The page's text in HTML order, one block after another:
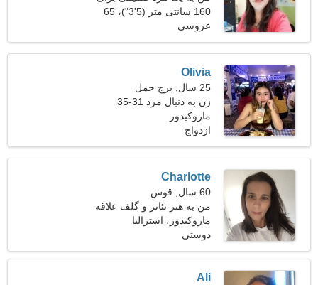
عاشقانه نیاز دارم
160 سانتی متر (5'3")، 65
کیلوگرم (143 پوند)
عروسی
Olivia
25 سال, برج حمل
زن به دنبال مرد 31-35
ماروکیدور
ازدواج
Charlotte
60 سال, قوس
من به هنر تئاتر و گلف علاقه
دارم
ماروکیدور، استرالیا
دوستی
Ali